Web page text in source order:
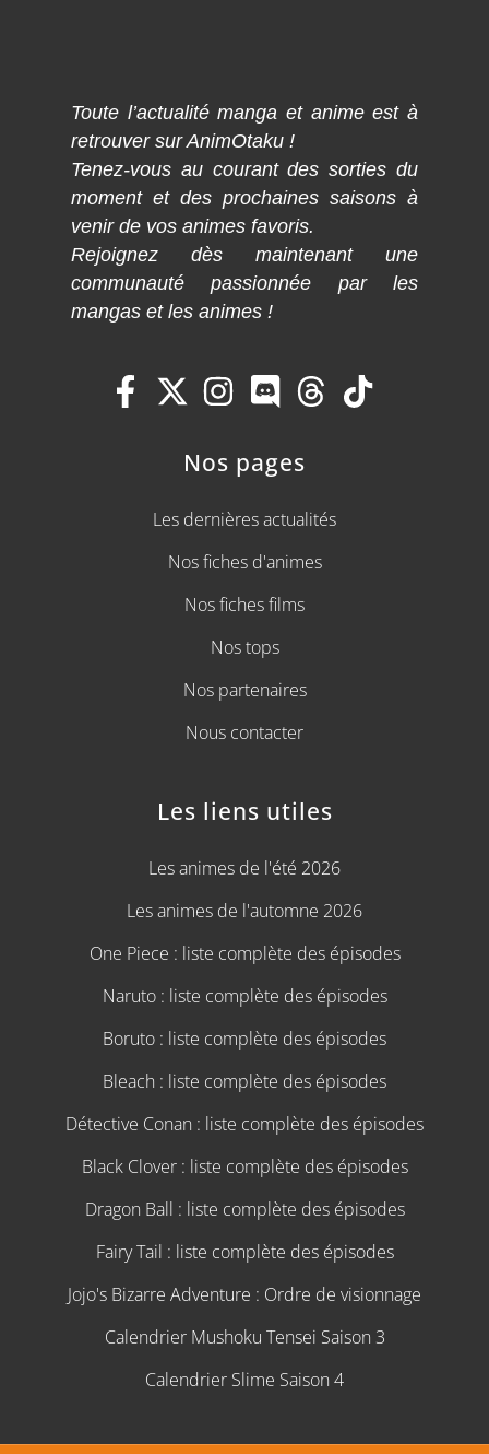
Toute l’actualité manga et anime est à
retrouver sur AnimOtaku !
Tenez-vous au courant des sorties du
moment et des prochaines saisons à
venir de vos animes favoris.
Rejoignez dès maintenant une
communauté passionnée par les
mangas et les animes !
Nos pages
Les dernières actualités
Nos fiches d'animes
Nos fiches films
Nos tops
Nos partenaires
Nous contacter
Les liens utiles
Les animes de l'été 2026
Les animes de l'automne 2026
One Piece : liste complète des épisodes
Naruto : liste complète des épisodes
Boruto : liste complète des épisodes
Bleach : liste complète des épisodes
Détective Conan : liste complète des épisodes
Black Clover : liste complète des épisodes
Dragon Ball : liste complète des épisodes
Fairy Tail : liste complète des épisodes
Jojo's Bizarre Adventure : Ordre de visionnage
Calendrier Mushoku Tensei Saison 3
Calendrier Slime Saison 4